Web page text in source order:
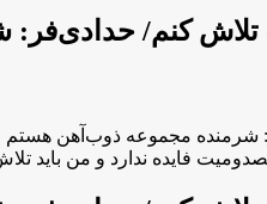
تلاش کنم/
شرمنده مجموعه ذوب‌آهن هستم
فایده ندارد و من باید